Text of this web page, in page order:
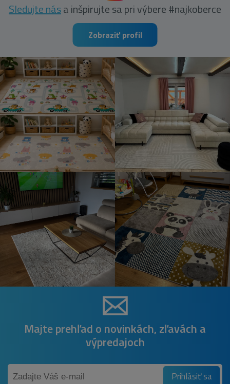
Sledujte nása inšpirujte sa pri výbere #najkoberce
Zobraziť profil
Majte prehľad o novinkách, zľavách a
výpredajoch
Prihlásiť sa